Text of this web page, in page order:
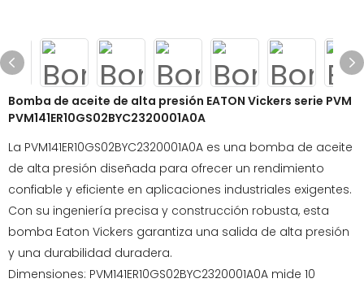
Bomba de aceite de alta presión EATON Vickers serie PVM
PVM141ER10GS02BYC2320001A0A
La PVM141ER10GS02BYC2320001A0A es una bomba de aceite
de alta presión diseñada para ofrecer un rendimiento
confiable y eficiente en aplicaciones industriales exigentes.
Con su ingeniería precisa y construcción robusta, esta
bomba Eaton Vickers garantiza una salida de alta presión
y una durabilidad duradera.
Dimensiones: PVM141ER10GS02BYC2320001A0A mide 10